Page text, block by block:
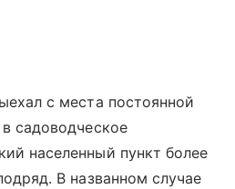
с места постоянной
садоводческое
населенный пункт более
В названном случае